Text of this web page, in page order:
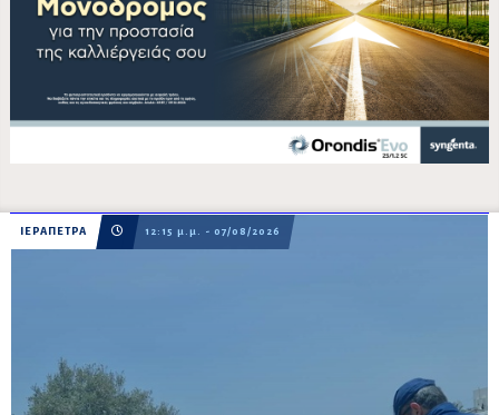
ΙΕΡΑΠΕΤΡΑ 12:15 μ.μ. - 07/08/2026